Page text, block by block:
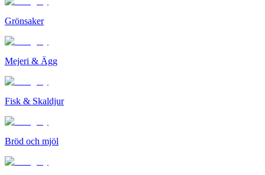
Grönsaker
Mejeri & Ägg
Fisk & Skaldjur
Bröd och mjöl